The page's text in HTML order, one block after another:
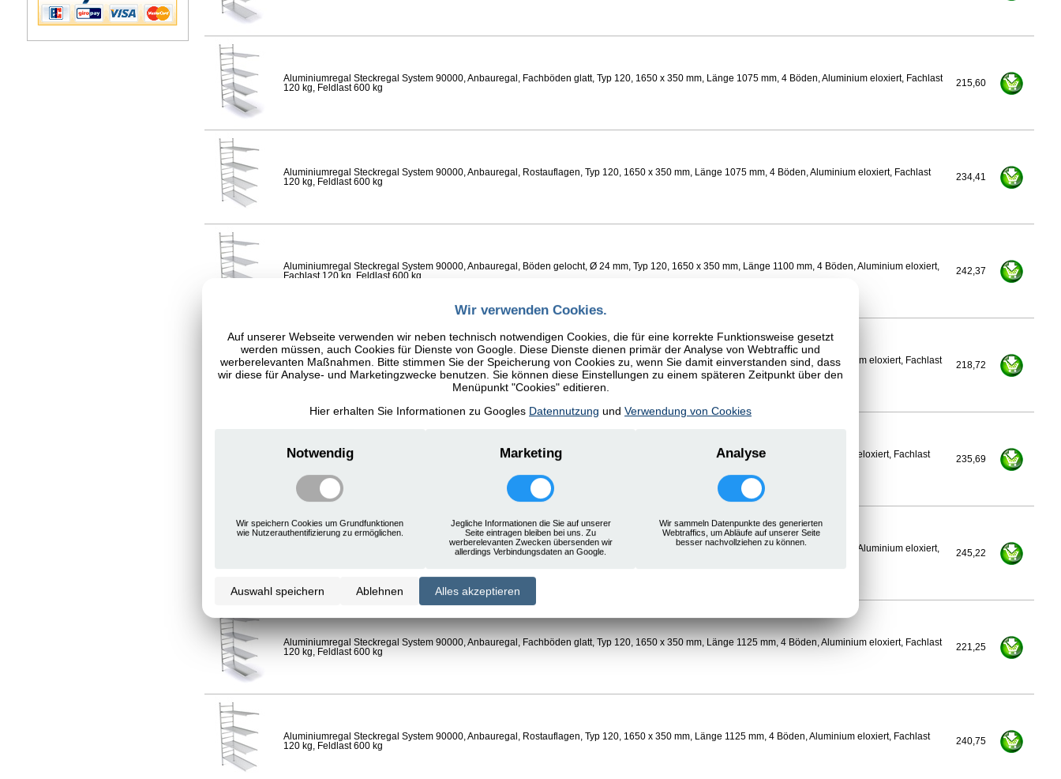
Aluminiumregal Steckregal System 90000, Anbauregal, Fachböden glatt, Typ 120, 1650 x 350 mm, Länge 1075 mm, 4 Böden, Aluminium eloxiert, Fachlast
120 kg, Feldlast 600 kg
215,60
Aluminiumregal Steckregal System 90000, Anbauregal, Rostauflagen, Typ 120, 1650 x 350 mm, Länge 1075 mm, 4 Böden, Aluminium eloxiert, Fachlast
120 kg, Feldlast 600 kg
234,41
Aluminiumregal Steckregal System 90000, Anbauregal, Böden gelocht, Ø 24 mm, Typ 120, 1650 x 350 mm, Länge 1100 mm, 4 Böden, Aluminium eloxiert,
Fachlast 120 kg, Feldlast 600 kg
242,37
Aluminiumregal Steckregal System 90000, Anbauregal, Fachböden glatt, Typ 120, 1650 x 350 mm, Länge 1100 mm, 4 Böden, Aluminium eloxiert, Fachlast
120 kg, Feldlast 600 kg
218,72
Aluminiumregal Steckregal System 90000, Anbauregal, Rostauflagen, Typ 120, 1650 x 350 mm, Länge 1100 mm, 4 Böden, Aluminium eloxiert, Fachlast
120 kg, Feldlast 600 kg
235,69
Aluminiumregal Steckregal System 90000, Anbauregal, Böden gelocht, Ø 24 mm, Typ 120, 1650 x 350 mm, Länge 1125 mm, 4 Böden, Aluminium eloxiert,
245,22
Aluminiumregal Steckregal System 90000, Anbauregal, Fachböden glatt, Typ 120, 1650 x 350 mm, Länge 1125 mm, 4 Böden, Aluminium eloxiert, Fachlast
120 kg, Feldlast 600 kg
221,25
Aluminiumregal Steckregal System 90000, Anbauregal, Rostauflagen, Typ 120, 1650 x 350 mm, Länge 1125 mm, 4 Böden, Aluminium eloxiert, Fachlast
120 kg, Feldlast 600 kg
240,75
Wir verwenden Cookies.
Auf unserer Webseite verwenden wir neben technisch notwendigen Cookies, die für eine korrekte Funktionsweise gesetzt
werden müssen, auch Cookies für Dienste von Google. Diese Dienste dienen primär der Analyse von Webtraffic und
werberelevanten Maßnahmen. Bitte stimmen Sie der Speicherung von Cookies zu, wenn Sie damit einverstanden sind, dass
wir diese für Analyse- und Marketingzwecke benutzen. Sie können diese Einstellungen zu einem späteren Zeitpunkt über den
Menüpunkt "Cookies" editieren.
Hier erhalten Sie Informationen zu Googles Datennutzung und Verwendung von Cookies
Notwendig
Wir speichern Cookies um Grundfunktionen
wie Nutzerauthentifizierung zu ermöglichen.
Marketing
Jegliche Informationen die Sie auf unserer
Seite eintragen bleiben bei uns. Zu
werberelevanten Zwecken übersenden wir
allerdings Verbindungsdaten an Google.
Analyse
Wir sammeln Datenpunkte des generierten
Webtraffics, um Abläufe auf unserer Seite
besser nachvollziehen zu können.
Auswahl speichern Ablehnen Alles akzeptieren